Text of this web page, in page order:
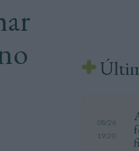
08/26
19:20